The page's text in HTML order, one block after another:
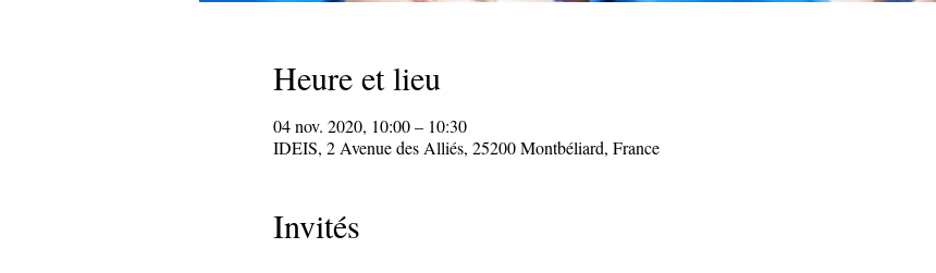
Heure et lieu
04 nov. 2020, 10:00 – 10:30
IDEIS, 2 Avenue des Alliés, 25200 Montbéliard, France
Invités